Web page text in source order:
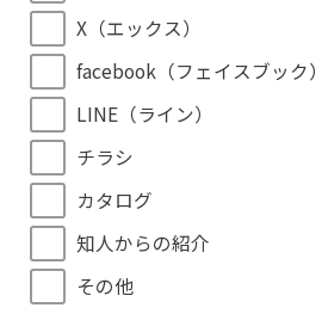
X（エックス）
facebook（フェイスブック）
LINE（ライン）
チラシ
カタログ
知人からの紹介
その他